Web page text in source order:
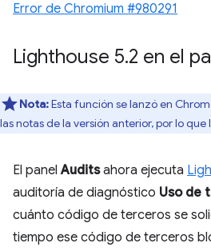
Error de Chromium #980291
Lighthouse 5.2 en el
Nota:Esta función se lanzó en
las notas de la versión anterior, por lo
El panelAuditsahora ejecuta
auditoría de diagnóstico Uso de
cuánto código de terceros se
tiempo ese código de terceros